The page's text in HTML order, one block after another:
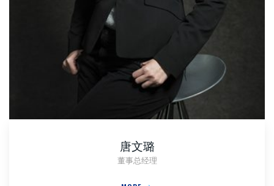
唐文璐
董事总经理